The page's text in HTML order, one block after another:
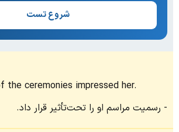
شروع تست
the ceremonies impressed her.
رسمیت مراسم او را تحت‌تأثیر قرار داد.